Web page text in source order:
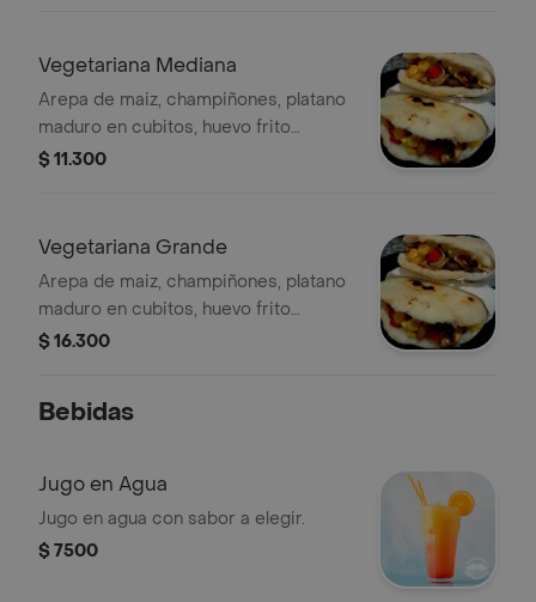
Vegetariana Mediana
Arepa de maiz, champiñones, platano
maduro en cubitos, huevo frito
(opcional) maiz tierno, extra queso
$ 11.300
Vegetariana Grande
Arepa de maiz, champiñones, platano
maduro en cubitos, huevo frito
(opcional) maiz tierno, extra queso
$ 16.300
Bebidas
Jugo en Agua
Jugo en agua con sabor a elegir.
$ 7500